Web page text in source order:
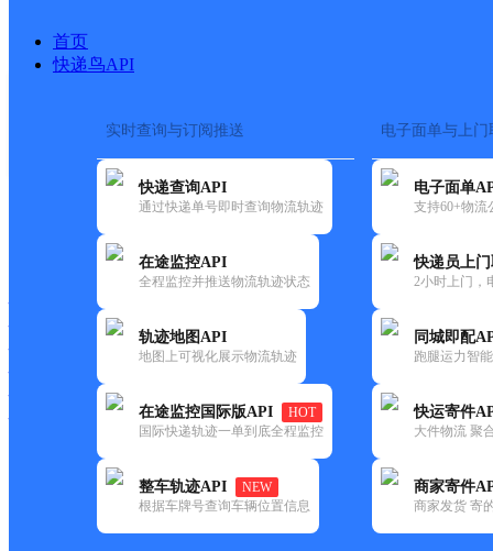
首页
快递鸟API
实时查询与订阅推送
快递查询API
通过快递单号即时查询物流轨迹
在途监控API
全程监控并推送物流轨迹状态
轨迹地图API
地图上可视化展示物流轨迹
在途监控国际版API
HOT
国际快递轨迹一单到底全程监控
整车轨迹API
NEW
根据车牌号查询车辆位置信息
电子面单与上门
电子面单
支持60+物流
快递员上
2小时上门，
同城即配
跑腿运力智
快运寄件
大件物流 聚
商家寄件
商家发货 寄
快递大全 > 快递网点
快递大全 快运大全
城市：云浮市 ✕ 快递：中通快递 ✕
清空已选